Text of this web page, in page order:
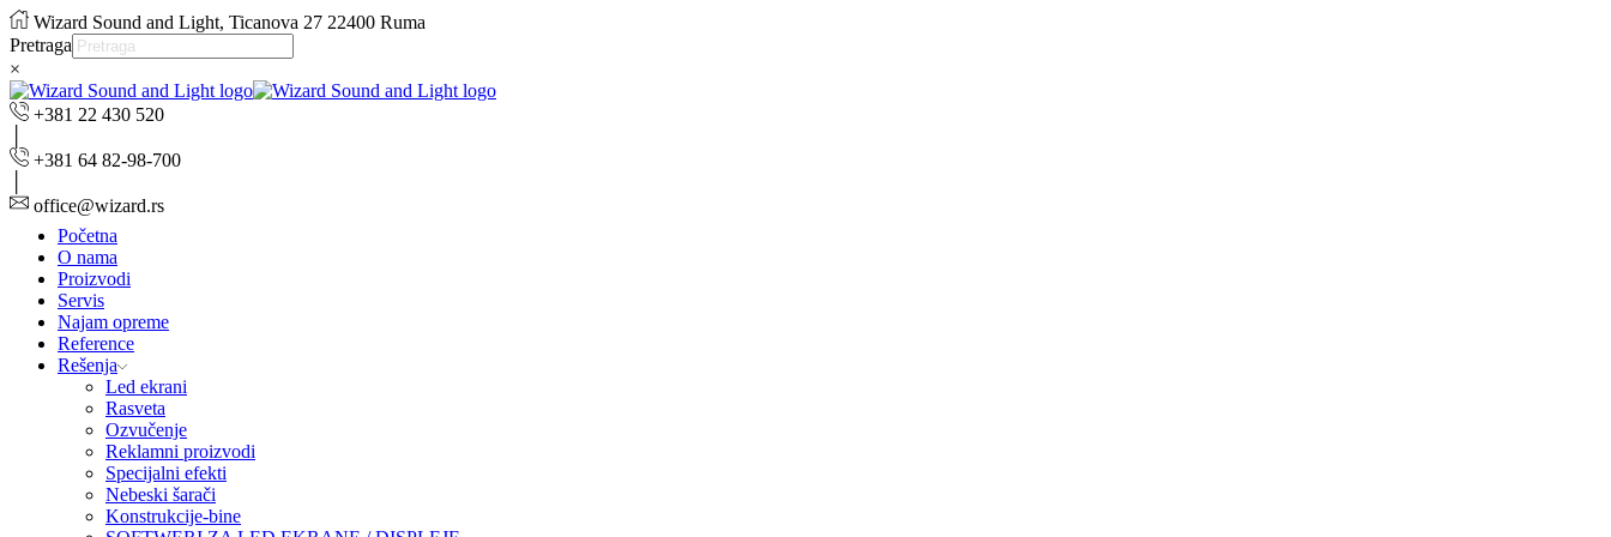
Wizard Sound and Light, Ticanova 27 22400 Ruma
Pretraga
×
+381 22 430 520
+381 64 82-98-700
office@wizard.rs
Početna
O nama
Proizvodi
Servis
Najam opreme
Reference
Rešenja
Led ekrani
Rasveta
Ozvučenje
Reklamni proizvodi
Specijalni efekti
Nebeski šarači
Konstrukcije-bine